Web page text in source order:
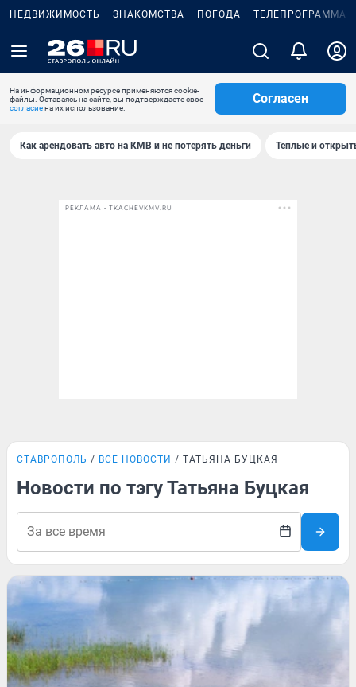
НЕДВИЖИМОСТЬ ЗНАКОМСТВА ПОГОДА ТЕЛЕПРОГРАММА
На информационном ресурсе применяются cookie-
файлы. Оставаясь на сайте, вы подтверждаете свое
согласиена их использование.
Согласен
Как арендовать авто на КМВ и не потерять деньги Теплые и
РЕКЛАМА • TKACHEVKMV.RU
СТАВРОПОЛЬ ВСЕ НОВОСТИ ТАТЬЯНА БУЦКАЯ
Новости по тэгу Татьяна Буцкая